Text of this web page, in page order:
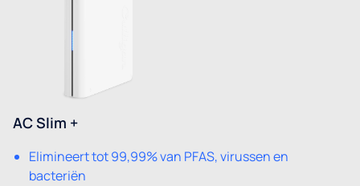
AC Slim +
Elimineert tot 99,99% van PFAS, virussen en
bacteriën